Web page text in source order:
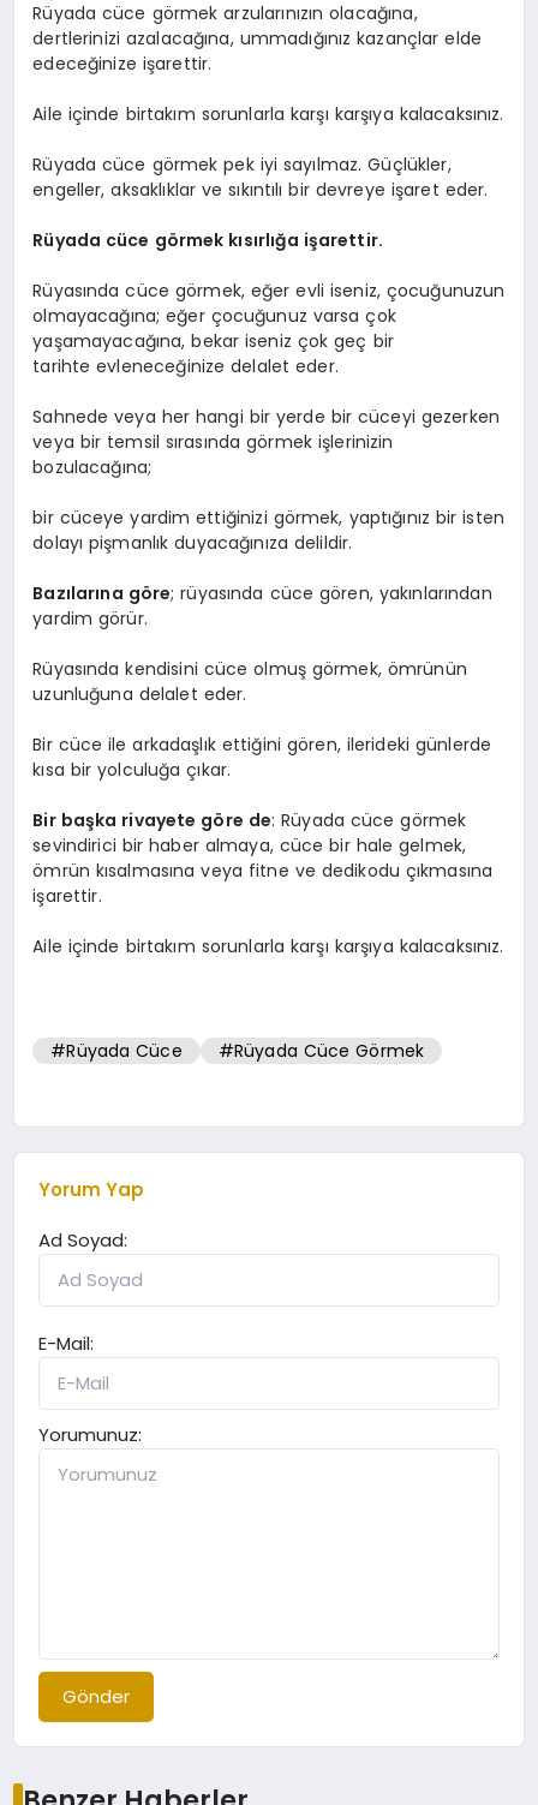
Rüyada cüce görmek arzularınızın olacağına,
dertlerinizi azalacağına, ummadığınız kazançlar elde
edeceğinize işarettir.
Aile içinde birtakım sorunlarla karşı karşıya kalacaksınız.
Rüyada cüce görmek pek iyi sayılmaz. Güçlükler,
engeller, aksaklıklar ve sıkıntılı bir devreye işaret eder.
Rüyada cüce görmek kısırlığa işarettir.
Rüyasında cüce görmek, eğer evli iseniz, çocuğunuzun
olmayacağına; eğer çocuğunuz varsa çok
yaşamayacağına, bekar iseniz çok geç bir
tarihte evleneceğinize delalet eder.
Sahnede veya her hangi bir yerde bir cüceyi gezerken
veya bir temsil sırasında görmek işlerinizin
bozulacağına;
bir cüceye yardim ettiğinizi görmek, yaptığınız bir isten
dolayı pişmanlık duyacağınıza delildir.
Bazılarına göre; rüyasında cüce gören, yakınlarından
yardim görür.
Rüyasında kendisini cüce olmuş görmek, ömrünün
uzunluğuna delalet eder.
Bir cüce ile arkadaşlık ettiğini gören, ilerideki günlerde
kısa bir yolculuğa çıkar.
Bir başka rivayete göre de: Rüyada cüce görmek
sevindirici bir haber almaya, cüce bir hale gelmek,
ömrün kısalmasına veya fitne ve dedikodu çıkmasına
işarettir.
Aile içinde birtakım sorunlarla karşı karşıya kalacaksınız.
#Rüyada Cüce #Rüyada Cüce Görmek
Yorum Yap
Ad Soyad:
E-Mail:
Yorumunuz:
Gönder